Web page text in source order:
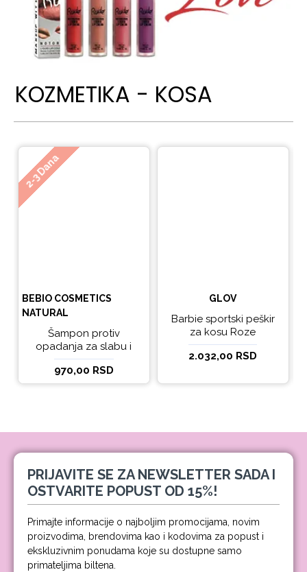
KOZMETIKA - KOSA
2-3 Dana
BEBIO COSMETICS
NATURAL
Šampon protiv
opadanja za slabu i
tanku kosu beBio
natural 300ml
970,00 RSD
GLOV
Barbie sportski peškir
za kosu Roze
2.032,00 RSD
PRIJAVITE SE ZA NEWSLETTER SADA I
OSTVARITE POPUST OD 15%!
Primajte informacije o najboljim promocijama, novim
proizvodima, brendovima kao i kodovima za popust i
ekskluzivnim ponudama koje su dostupne samo
primateljima biltena.